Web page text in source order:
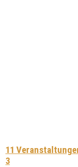
11
3